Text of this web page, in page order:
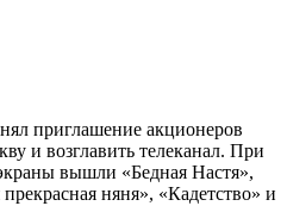
приглашение акционеров
и возглавить телеканал. При
вышли «Бедная Настя»,
няня», «Кадетство» и